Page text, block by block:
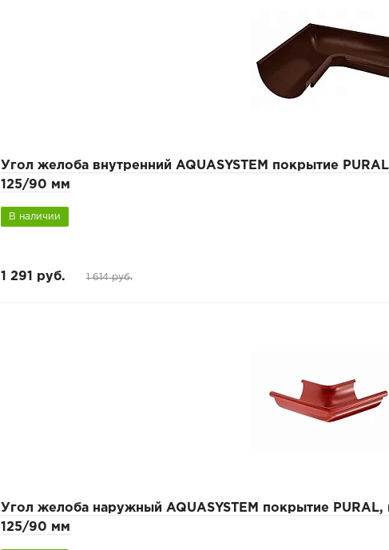
Угол желоба внутренний AQUASYSTEM покрытие
125/90 мм
В наличии
1 291 руб. 1 614 руб.
Угол желоба наружный AQUASYSTEM покрытие
125/90 мм